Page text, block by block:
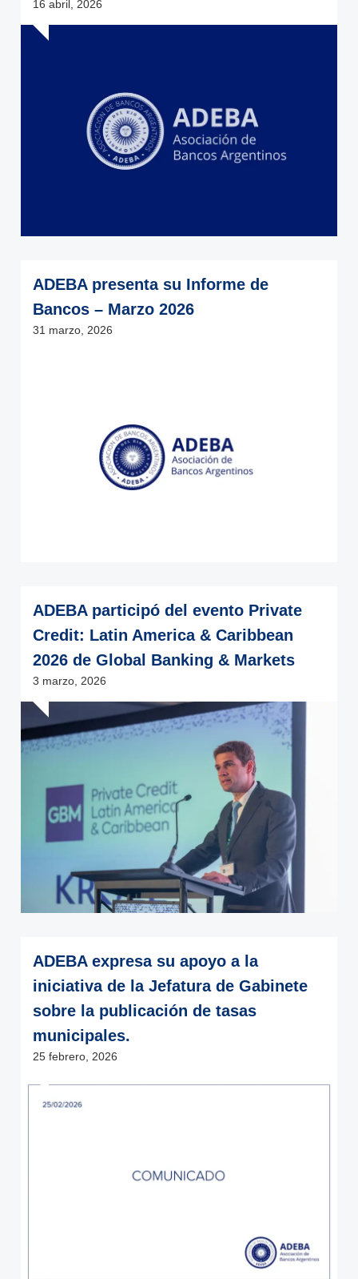
16 abril, 2026
ADEBA presenta su Informe de
Bancos – Marzo 2026
31 marzo, 2026
ADEBA participó del evento Private
Credit: Latin America & Caribbean
2026 de Global Banking & Markets
3 marzo, 2026
ADEBA expresa su apoyo a la
iniciativa de la Jefatura de Gabinete
sobre la publicación de tasas
municipales.
25 febrero, 2026